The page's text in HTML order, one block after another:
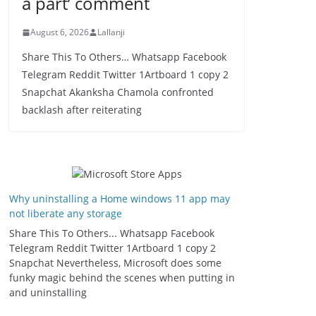
August 6, 2026 Lallanji
Share This To Others… Whatsapp Facebook
Telegram Reddit Twitter 1Artboard 1 copy 2
Snapchat Akanksha Chamola confronted
backlash after reiterating
Why uninstalling a Home windows 11 app may
not liberate any storage
Share This To Others... Whatsapp Facebook
Telegram Reddit Twitter 1Artboard 1 copy 2
Snapchat Nevertheless, Microsoft does some
funky magic behind the scenes when putting in
and uninstalling